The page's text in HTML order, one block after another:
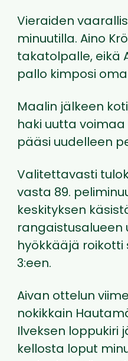
Vieraiden
minuutilla. Aino
takatolpalle, eikä
pallo kimposi
Maalin jälkeen
haki uutta
pääsi uudelleen
Valitettavasti
vasta 89.
keskityksen
rangaistusalueen
hyökkääjä
3:een.
Aivan ottelun
nokikkain
Ilveksen loppukiri
kellosta loput